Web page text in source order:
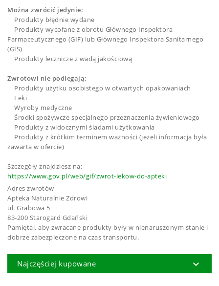
Można zwrócić jedynie:
Produkty błędnie wydane
Produkty wycofane z obrotu Głównego Inspektora
Farmaceutycznego (GIF) lub Głównego Inspektora Sanitarnego
(GIS)
Produkty lecznicze z wadą jakościową
Zwrotowi nie podlegają:
Produkty użytku osobistego w otwartych opakowaniach
Leki
Wyroby medyczne
Środki spożywcze specjalnego przeznaczenia żywieniowego
Produkty z widocznymi śladami użytkowania
Produkty z krótkim terminem ważności (jeżeli informacja była
zawarta w ofercie)
Szczegóły znajdziesz na:
https://www.gov.pl/web/gif/zwrot-lekow-do-apteki
Adres zwrotów
Apteka Naturalnie Zdrowi
ul. Grabowa 5
83-200 Starogard Gdański
Pamiętaj, aby zwracane produkty były w nienaruszonym stanie i
dobrze zabezpieczone na czas transportu.
Najczęściej kupowane 